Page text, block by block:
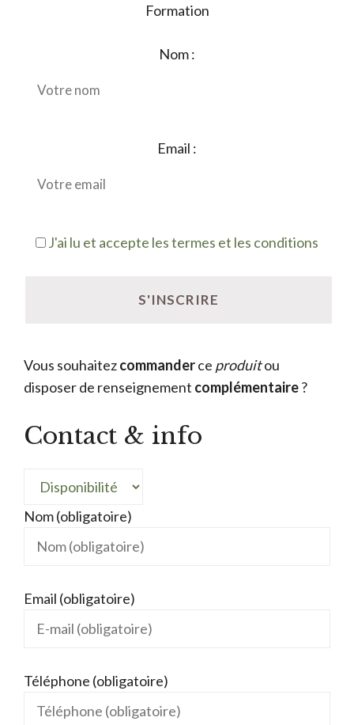
Formation
Nom :
Email :
J'ai lu et accepte les termes et les conditions
Vous souhaitezcommanderce produitou
disposer de renseignement complémentaire?
Contact & info
Nom (obligatoire)
Email (obligatoire)
Téléphone (obligatoire)